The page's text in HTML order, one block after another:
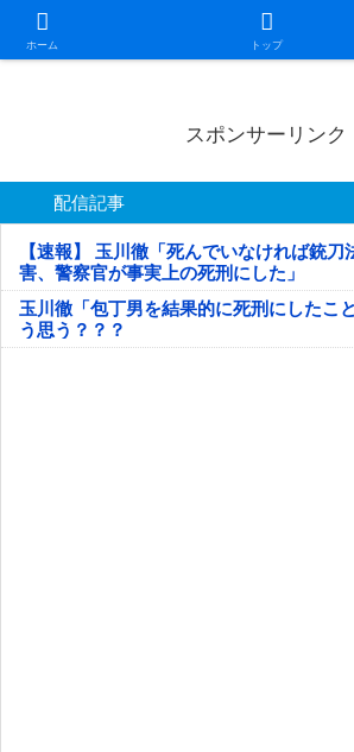
ホーム トップ
日本第一！ニュース録
スポンサーリンク
配信記事
【速報】 玉川徹「死んでいなければ銃
害、警察官が事実上の死刑にした」
玉川徹「包丁男を結果的に死刑にしたこ
う思う？？？